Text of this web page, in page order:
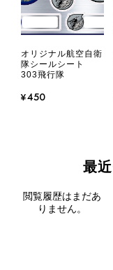
オリジナル航空自衛
隊シールシート
303飛行隊
¥450
最
閲覧履歴はまだあ
りません。